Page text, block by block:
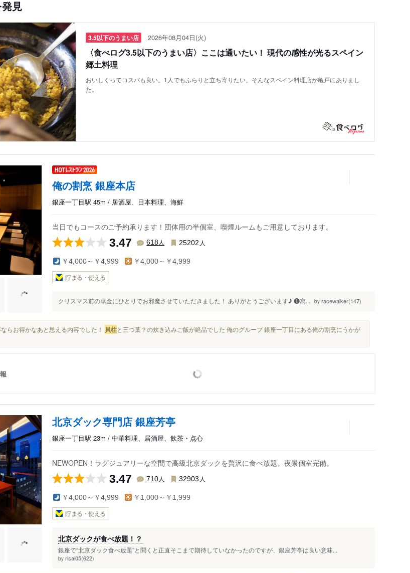
見
3.5以下のうまい店 2026年08月04日(火)
〈食べログ3.5以下のうまい店〉ここは通いたい！ 現代の感性が光るスペイン
郷土料理
おいしくってコスパも良い。1人でもふらりと立ち寄りたい。そんなスペイン料理店が亀戸にありまし
た。
俺の割烹 銀座本店
銀座一丁目駅 45m / 居酒屋、日本料理、海鮮
当日でもコースのご予約承ります！団体用の半個室、喫煙ルームもご用意しております。
3.47 618人 25202 人
￥4,000～￥4,999 ￥4,000～￥4,999
貯まる・使える
クリスマス前の華金にひとりでお邪魔させていただきました！ ありがとうございます♪ ❶寫... by racewalker(147)
らお得かなあと思える内容でした！ 貝柱と三つ葉？の炊き込みご飯が絶品でした 俺のグループ 銀座一丁目にある俺の割烹にうかが
北京ダック専門店 銀座芳亭
銀座一丁目駅 23m / 中華料理、居酒屋、飲茶・点心
NEWOPEN！ラグジュアリーな空間で高級北京ダックを贅沢に食べ放題。夜景個室完備。
3.47 710人 32903 人
￥4,000～￥4,999 ￥1,000～￥1,999
貯まる・使える
北京ダックが食べ放題！？
銀座で“北京ダック食べ放題”と聞くと正直そこまで期待していなかったのですが、銀座芳亭は良い意味...
by risai05(622)